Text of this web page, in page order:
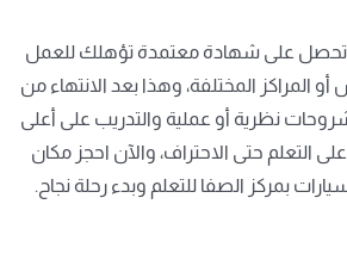
تحصل على شهادة معتمدة تؤهلك للعمل
المراكز المختلفة، وهذا بعد الانتهاء من
نظرية أو عملية والتدريب على أعلى
التعلم حتى الاحتراف، والآن احجز مكان
بمركز الصفا للتعلم وبدء رحلة نجاح.